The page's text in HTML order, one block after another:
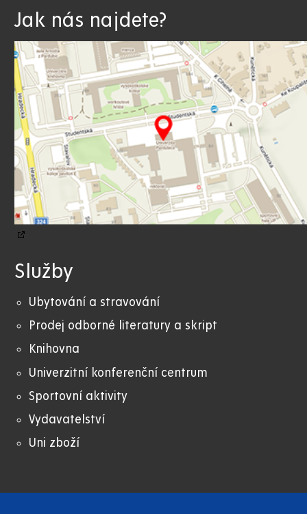
Jak nás najdete?
Služby
Ubytování a stravování
Prodej odborné literatury a skript
Knihovna
Univerzitní konferenční centrum
Sportovní aktivity
Vydavatelství
Uni zboží